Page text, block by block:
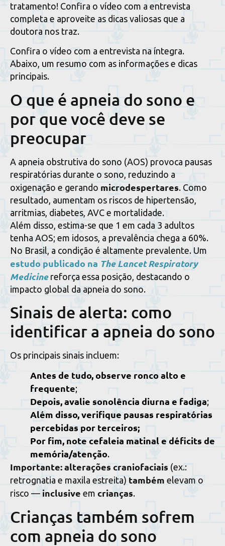
tratamento! Confira o vídeo com a entrevista
completa e aproveite as dicas valiosas que a
doutora nos traz.
Confira o vídeo com a entrevista na íntegra.
Abaixo, um resumo com as informações e dicas
principais.
O que é apneia do sono e
por que você deve se
preocupar
A apneia obstrutiva do sono (AOS) provoca pausas
respiratórias durante o sono, reduzindo a
oxigenação e gerando microdespertares. Como
resultado, aumentam os riscos de hipertensão,
arritmias, diabetes, AVC e mortalidade.
Além disso, estima-se que 1 em cada 3 adultos
tenha AOS; em idosos, a prevalência chega a 60%.
No Brasil, a condição é altamente prevalente. Um
estudo publicado na The Lancet Respiratory
Medicinereforça essa posição, destacando o
impacto global da apneia do sono.
Sinais de alerta: como
identificar a apneia do sono
Os principais sinais incluem:
Antes de tudo,observe ronco alto e
frequente;
Depois,avalie sonolência diurna e fadiga;
Além disso,verifique pausas respiratórias
percebidas por terceiros;
Por fim, note cefaleia matinale déficits de
memória/atenção.
Importante:alterações craniofaciais (ex.:
retrognatia e maxila estreita) também elevam o
risco — inclusive em crianças.
Crianças também sofrem
com apneia do sono